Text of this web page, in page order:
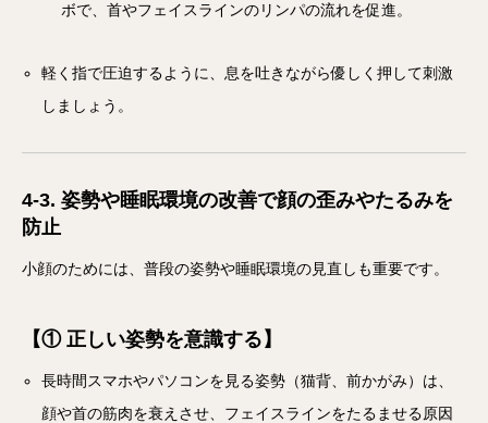
ボで、首やフェイスラインのリンパの流れを促進。
軽く指で圧迫するように、息を吐きながら優しく押して刺激
しましょう。
4-3. 姿勢や睡眠環境の改善で顔の歪みやたるみを
防止
小顔のためには、普段の姿勢や睡眠環境の見直しも重要です。
【① 正しい姿勢を意識する】
長時間スマホやパソコンを見る姿勢（猫背、前かがみ）は、
顔や首の筋肉を衰えさせ、フェイスラインをたるませる原因